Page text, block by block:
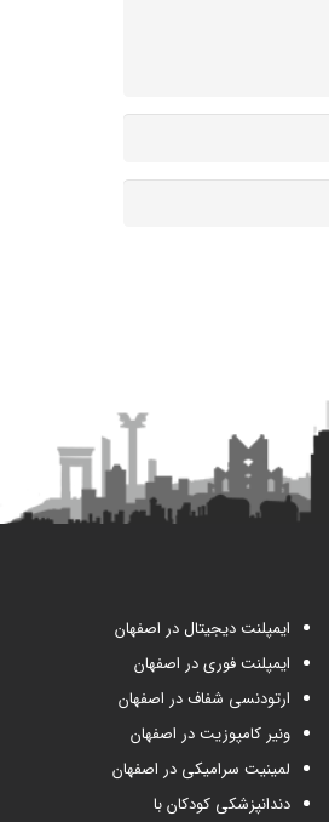
ایمپلنت دیجیتال در اصفهان
ایمپلنت فوری در اصفهان
ارتودنسی شفاف در اصفهان
ونیر کامپوزیت در اصفهان
لمینیت سرامیکی در اصفهان
دندانپزشکی کودکان با